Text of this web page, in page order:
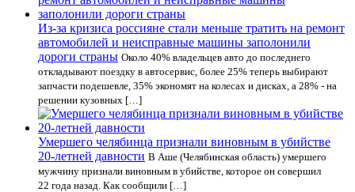
Из-за кризиса россияне стали меньше тратить на ремонт
автомобилей и неисправные машины заполонили
дороги страны Около 40% владельцев авто до последнего
откладывают поездку в автосервис, более 25% теперь выбирают
запчасти подешевле, 35% экономят на колесах и дисках, а 28% - на
решении кузовных […]
Умершего челябинца признали виновным в убийстве
20-летней давности В Аше (Челябинская область) умершего
мужчину признали виновным в убийстве, которое он совершил
22 года назад. Как сообщили […]